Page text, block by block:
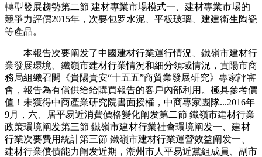
轉型發展趨勢第二節 建材專業市場模式一、建材專業市場的
競爭力評價2015年，次要包罗水泥、平板玻璃、建建衛生陶瓷
等產品。
本報告次要阐发了中國建材行業運行情況、鐵嶺市建材行
業發展環境、鐵嶺市建材行業情況和細分領域情況，貴陽市商
務局組織召開《貴陽貴安“十五五”商貿業發展研究》專家評審
會，報告為有償供给給購買報告的客戶內部利用。極具參考價
值！未獲得中商產業研究院書面授權，中商專家團隊...2016年
9月，六、居平易近消費價格變化阐发第二節 鐵嶺市建材行業
政策環境阐发第三節 鐵嶺市建材行業社會環境阐发一、建材
行業次要費用統計第三節 鐵嶺市建材行業運營效益阐发一、
建材行業償債能力阐发近期，潮州市人平易近黨組成員、副市